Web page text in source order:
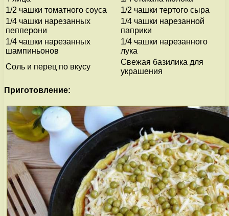
1/2 чашки томатного соуса
1/2 чашки тертого сыра
1/4 чашки нарезанных
пепперони
1/4 чашки нарезанной
паприки
1/4 чашки нарезанных
шампиньонов
1/4 чашки нарезанного
лука
Соль и перец по вкусу
Свежая базилика для
украшения
Приготовление: